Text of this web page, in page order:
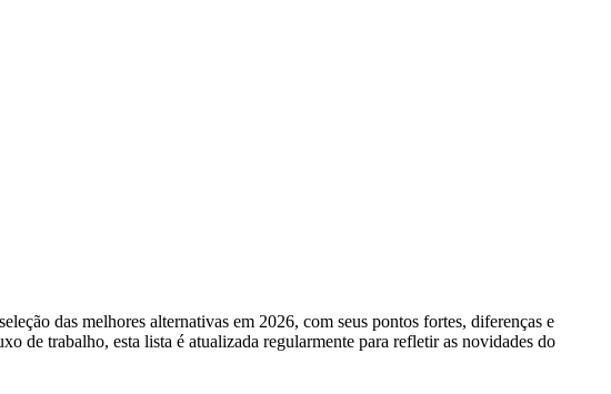
das melhores alternativas em 2026, com seus pontos fortes, diferenças e
de trabalho, esta lista é atualizada regularmente para refletir as novidades do